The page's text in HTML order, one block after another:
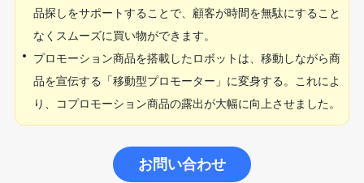
品探しをサポートすることで、顧客が時間を無駄にすること
なくスムーズに買い物ができます。
• プロモーション商品を搭載したロボットは、移動しながら商
品を宣伝する「移動型プロモーター」に変身する。これによ
り、コプロモーション商品の露出が大幅に向上させました。
お問い合わせ